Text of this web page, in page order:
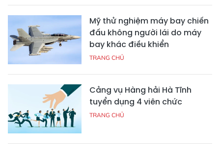
Mỹ thử nghiệm máy bay chiến
đấu không người lái do máy
bay khác điều khiển
TRANG CHỦ
Cảng vụ Hàng hải Hà Tĩnh
tuyển dụng 4 viên chức
TRANG CHỦ